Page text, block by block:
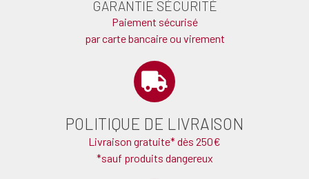
GARANTIE SÉCURITÉ
Paiement sécurisé
par carte bancaire ou virement
POLITIQUE DE LIVRAISON
Livraison gratuite* dès 250€
*sauf produits dangereux